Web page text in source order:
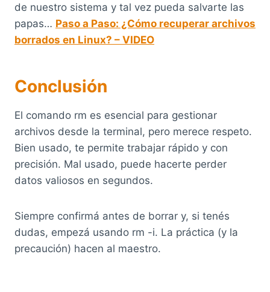
de nuestro sistema y tal vez pueda salvarte las
papas… Paso a Paso: ¿Cómo recuperar archivos
borrados en Linux? – VIDEO
Conclusión
El comando rm es esencial para gestionar
archivos desde la terminal, pero merece respeto.
Bien usado, te permite trabajar rápido y con
precisión. Mal usado, puede hacerte perder
datos valiosos en segundos.
Siempre confirmá antes de borrar y, si tenés
dudas, empezá usando rm -i. La práctica (y la
precaución) hacen al maestro.